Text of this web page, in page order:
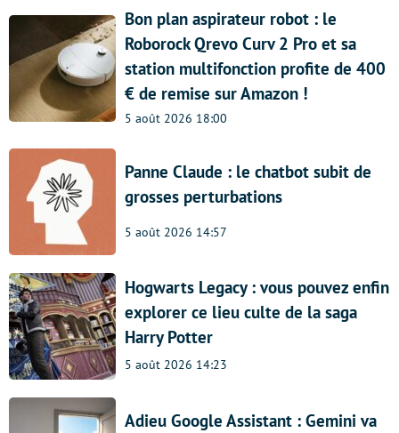
Bon plan aspirateur robot : le
Roborock Qrevo Curv 2 Pro et sa
station multifonction profite de 400
€ de remise sur Amazon !
5 août 2026 18:00
Panne Claude : le chatbot subit de
grosses perturbations
5 août 2026 14:57
Hogwarts Legacy : vous pouvez enfin
explorer ce lieu culte de la saga
Harry Potter
5 août 2026 14:23
Adieu Google Assistant : Gemini va